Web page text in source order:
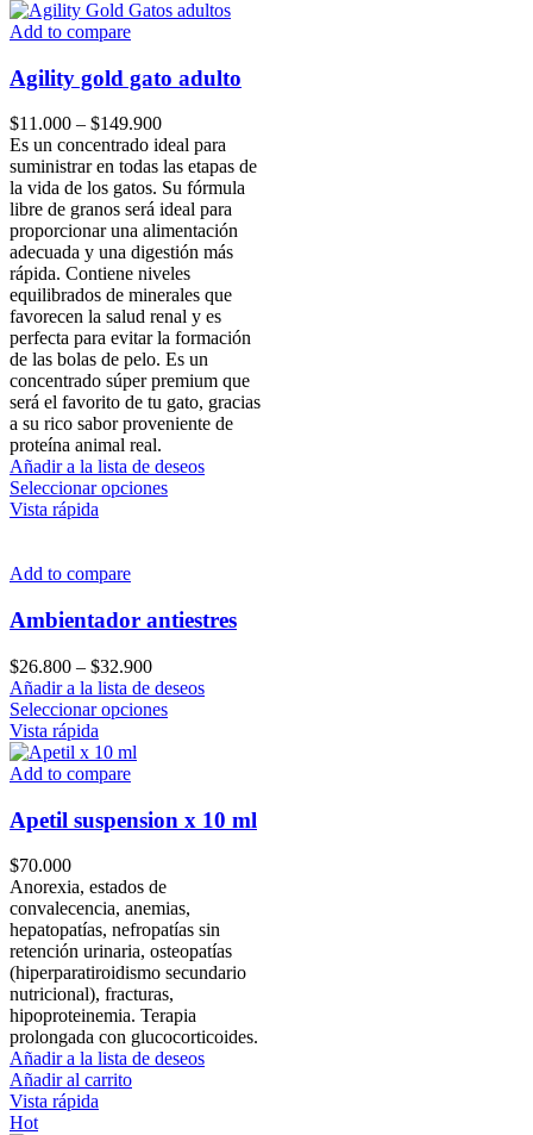
Add to compare
Agility gold gato adulto
$11.000 – $149.900Price
range:
$11.000
through
$149.900
Es un concentrado ideal para
suministrar en todas las etapas de
la vida de los gatos. Su fórmula
libre de granos será ideal para
proporcionar una alimentación
adecuada y una digestión más
rápida. Contiene niveles
equilibrados de minerales que
favorecen la salud renal y es
perfecta para evitar la formación
de las bolas de pelo. Es un
concentrado súper premium que
será el favorito de tu gato, gracias
a su rico sabor proveniente de
proteína animal real.
Añadir a la lista de deseos
Seleccionar opcionesEste
opciones
se
elegir
en
la
Vista rápida
Add to compare
Ambientador antiestres
$26.800 – $32.900Price
range:
$26.800
Añadir a la lista de deseos
Seleccionar opcionesEste
Las
opciones
elegir
en
la
página
de
producto
Vista rápida
Add to compare
Apetil suspension x 10 ml
$70.000
Anorexia, estados de
convalecencia, anemias,
hepatopatías, nefropatías sin
retención urinaria, osteopatías
(hiperparatiroidismo secundario
nutricional), fracturas,
hipoproteinemia. Terapia
prolongada con glucocorticoides.
Añadir a la lista de deseos
Añadir al carrito
Vista rápida
Hot